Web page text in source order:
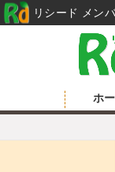
ホ
リシード メン